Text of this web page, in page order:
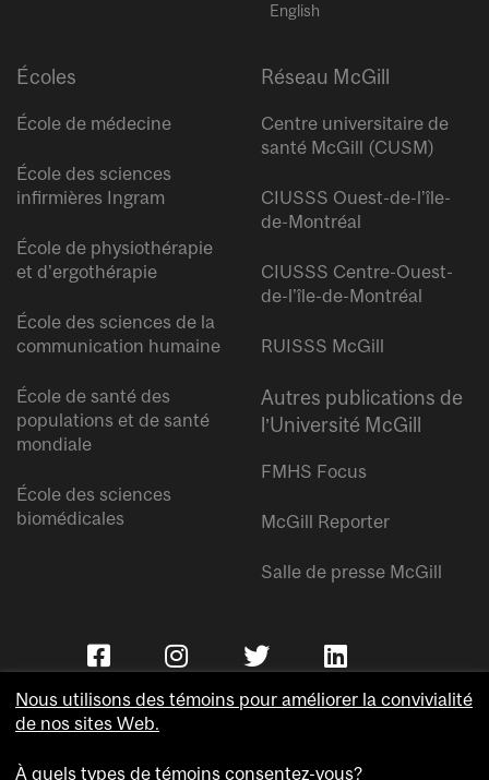
English
Écoles
École de médecine
École des sciences
infirmières Ingram
École de physiothérapie
et d’ergothérapie
École des sciences de la
communication humaine
École de santé des
populations et de santé
mondiale
École des sciences
biomédicales
Réseau McGill
Centre universitaire de
santé McGill (CUSM)
CIUSSS Ouest-de-l’île-
de-Montréal
CIUSSS Centre-Ouest-
de-l’île-de-Montréal
RUISSS McGill
Autres publications de
l’Université McGill
FMHS Focus
McGill Reporter
Salle de presse McGill
Nous utilisons des témoins pour améliorer la convivialité
de nos sites Web.
À quels types de témoins consentez-vous?